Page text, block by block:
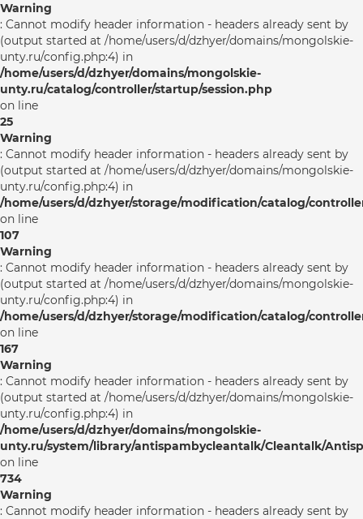
Warning
: Cannot modify header information - headers already sent by
(output started at /home/users/d/dzhyer/domains/mongolskie-
unty.ru/config.php:4) in
/home/users/d/dzhyer/domains/mongolskie-
unty.ru/catalog/controller/startup/session.php
on line
25
Warning
: Cannot modify header information - headers already sent by
(output started at /home/users/d/dzhyer/domains/mongolskie-
unty.ru/config.php:4) in
/home/users/d/dzhyer/storage/modification/catalog/
on line
107
Warning
: Cannot modify header information - headers already sent by
(output started at /home/users/d/dzhyer/domains/mongolskie-
unty.ru/config.php:4) in
/home/users/d/dzhyer/storage/modification/catalog/
on line
167
Warning
: Cannot modify header information - headers already sent by
(output started at /home/users/d/dzhyer/domains/mongolskie-
unty.ru/config.php:4) in
/home/users/d/dzhyer/domains/mongolskie-
unty.ru/system/library/antispambycleantalk/Cleantalk/
on line
734
Warning
: Cannot modify header information - headers already sent by